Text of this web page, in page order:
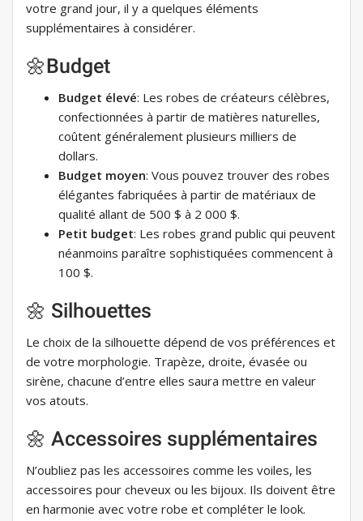
votre grand jour, il y a quelques éléments
supplémentaires à considérer.
🌼Budget
Budget élevé: Les robes de créateurs célèbres,
confectionnées à partir de matières naturelles,
coûtent généralement plusieurs milliers de
dollars.
Budget moyen: Vous pouvez trouver des robes
élégantes fabriquées à partir de matériaux de
qualité allant de 500 $ à 2 000 $.
Petit budget: Les robes grand public qui peuvent
néanmoins paraître sophistiquées commencent à
100 $.
🌼 Silhouettes
Le choix de la silhouette dépend de vos préférences et
de votre morphologie. Trapèze, droite, évasée ou
sirène, chacune d’entre elles saura mettre en valeur
vos atouts.
🌼 Accessoires supplémentaires
N’oubliez pas les accessoires comme les voiles, les
accessoires pour cheveux ou les bijoux. Ils doivent être
en harmonie avec votre robe et compléter le look.